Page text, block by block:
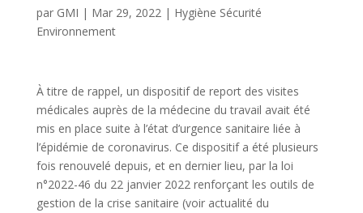
par GMI | Mar 29, 2022| Hygiène Sécurité
Environnement
À titre de rappel, un dispositif de report des visites
médicales auprès de la médecine du travail avait été
mis en place suite à l’état d’urgence sanitaire liée à
l’épidémie de coronavirus. Ce dispositif a été plusieurs
fois renouvelé depuis, et en dernier lieu, par la loi
n°2022-46 du 22 janvier 2022 renforçant les outils de
gestion de la crise sanitaire (voir actualité du